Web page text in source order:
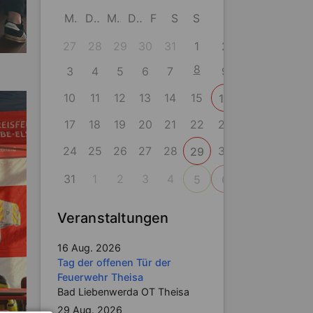
M D M D F S
S
27
28 29 30 31 1
2
3
4 5 6 7 8
9
10
11 12 13 14 15
16
17
18 19 20 21 22
23
24
25 26 27 28 29
30
31
1 2 3 4 5 6
Veranstaltungen
16 Aug. 2026
Tag der offenen Tür der
Feuerwehr Theisa
Bad Liebenwerda OT Theisa
29 Aug. 2026